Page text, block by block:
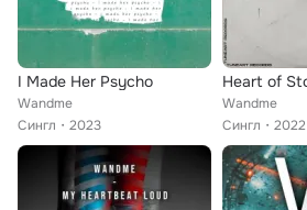
I Made Her Psycho
Wandme
Сингл
2023
Heart of
Wandme
Сингл
2022